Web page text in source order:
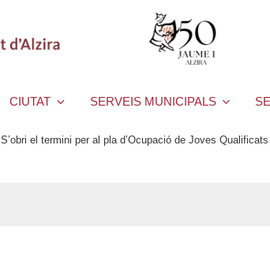
CIUTAT SERVEIS MUNICIPALS
S’obri el termini per al pla d’Ocupació de Joves Qualificats